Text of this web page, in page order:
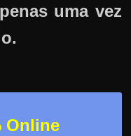
uma vez
Online